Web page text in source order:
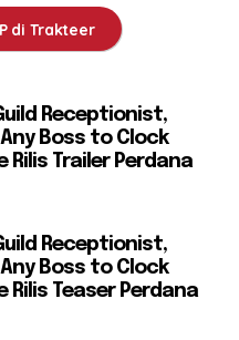
di Trakteer
Receptionist,
Any Boss to Clock
Rilis Trailer Perdana
Receptionist,
Any Boss to Clock
Rilis Teaser Perdana